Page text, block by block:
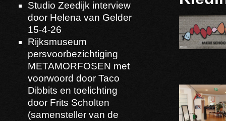
Studio Zeedijk interview
door Helena van Gelder
15-4-26
Rijksmuseum
persvoorbezichtiging
METAMORFOSEN met
voorwoord door Taco
Dibbits en toelichting
door Frits Scholten
(samensteller van de